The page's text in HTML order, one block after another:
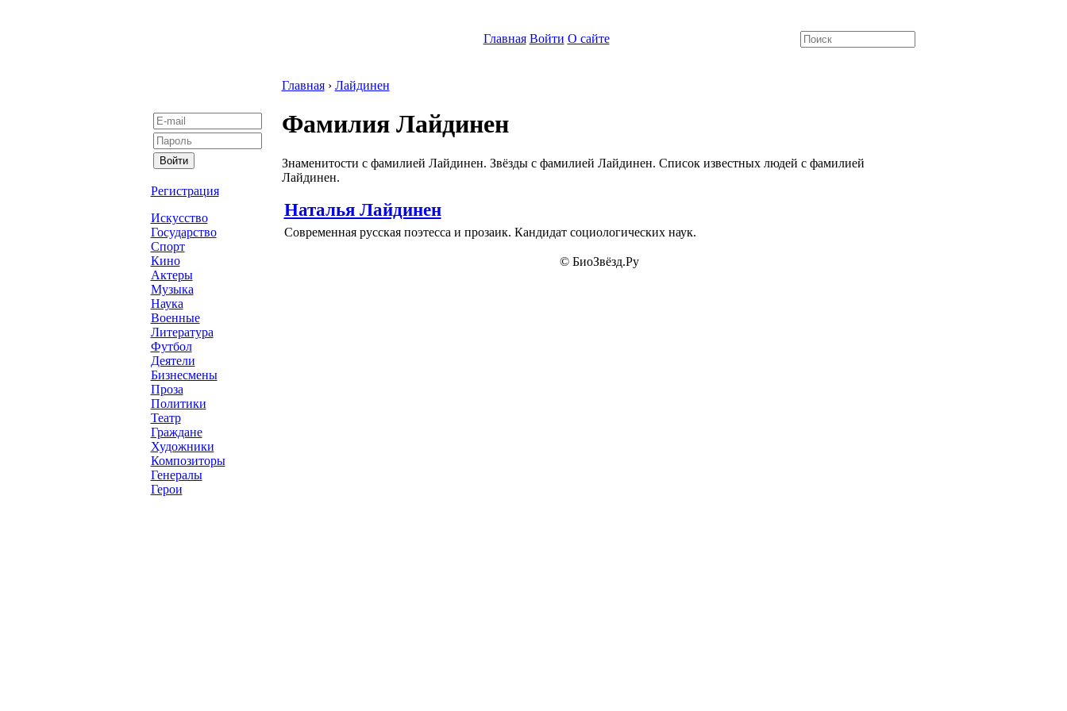
Главная Войти О сайте
Регистрация
Искусство
Государство
Спорт
Кино
Актеры
Музыка
Наука
Военные
Литература
Футбол
Деятели
Бизнесмены
Проза
Политики
Театр
Граждане
Художники
Композиторы
Генералы
Герои
Главная› Лайдинен
Фамилия Лайдинен
Знаменитости с фамилией Лайдинен. Звёзды с фамилией Лайдинен. Список известных людей с фамилией
Лайдинен.
Наталья Лайдинен
Современная русская поэтесса и прозаик. Кандидат социологических наук.
© БиоЗвёзд.Ру